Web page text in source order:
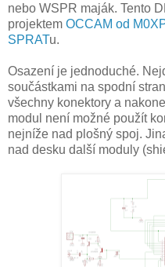
nebo WSPR maják. Tento
projektem OCCAM od
SPRATu.
Osazení je jednoduché.
součástkami na spodní
všechny konektory a
modul není možné použít
nejníže nad plošný spoj.
nad desku další moduly